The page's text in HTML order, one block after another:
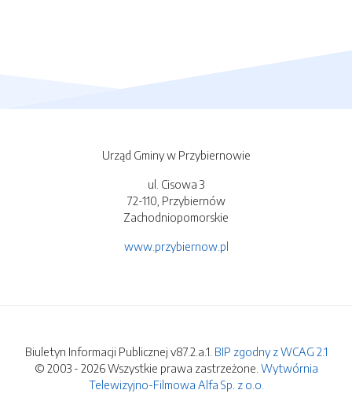
Urząd Gminy w Przybiernowie
ul. Cisowa 3
72-110, Przybiernów
Zachodniopomorskie
www.przybiernow.pl
Biuletyn Informacji Publicznej v87.2.a.1. BIP zgodny z WCAG 2.1
© 2003 - 2026 Wszystkie prawa zastrzeżone. Wytwórnia
Telewizyjno-Filmowa Alfa Sp. z o.o.